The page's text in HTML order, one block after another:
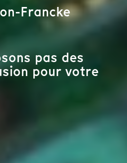
Francke
pas des
pour votre